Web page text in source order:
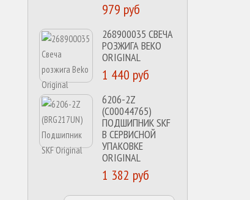
979 руб
268900035 СВЕЧА
РОЗЖИГА BEKO
ORIGINAL
1 440 руб
6206-2Z
(C00044765)
ПОДШИПНИК SKF
В СЕРВИСНОЙ
УПАКОВКЕ
ORIGINAL
1 382 руб